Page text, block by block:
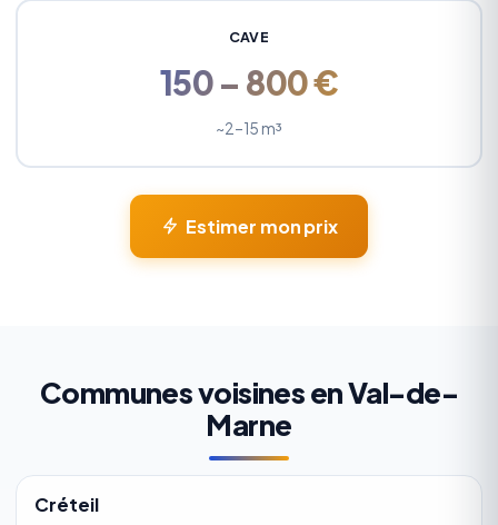
CAVE
150 – 800 €
~2–15 m³
Estimer mon prix
Communes voisines en Val-de-
Marne
Créteil